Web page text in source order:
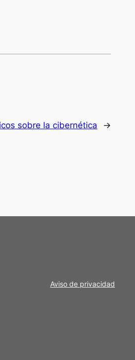
sobre la cibernética →
Aviso de privacidad